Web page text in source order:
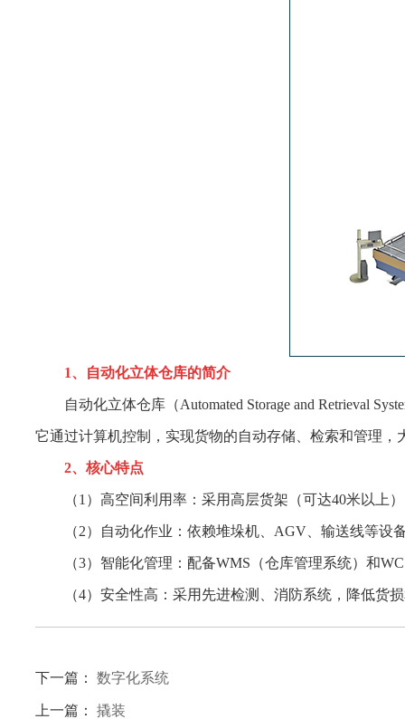
1、自动化立体仓库的简介
自动化立体仓库（Automated Storage and Retrieval
它通过计算机控制，实现货物的自动存储、检索和管理，
2、核心特点
（1）高空间利用率：采用高层货架（可达40米以上
（2）自动化作业：依赖堆垛机、AGV、输送线等设
（3）智能化管理：配备WMS（仓库管理系统）和
（4）安全性高：采用先进检测、消防系统，降低货
下一篇： 数字化系统
上一篇： 撬装